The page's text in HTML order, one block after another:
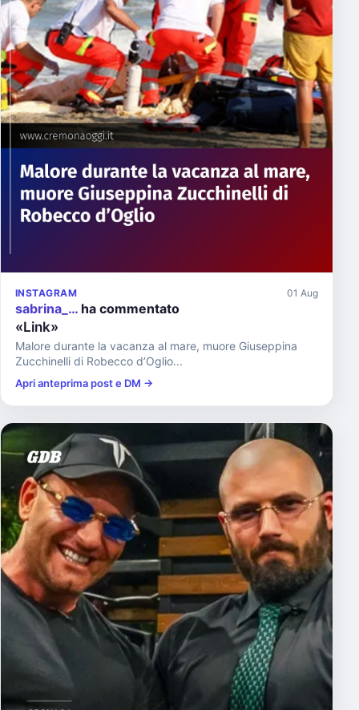
INSTAGRAM 01 Aug
sabrina_… ha commentato
«Link»
Malore durante la vacanza al mare, muore Giuseppina
Zucchinelli di Robecco d’Oglio...
Apri anteprima post e DM →